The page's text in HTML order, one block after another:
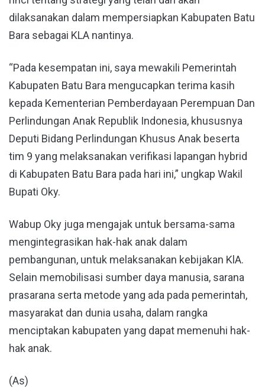
dilaksanakan dalam mempersiapkan Kabupaten Batu
Bara sebagai KLA nantinya.
“Pada kesempatan ini, saya mewakili Pemerintah
Kabupaten Batu Bara mengucapkan terima kasih
kepada Kementerian Pemberdayaan Perempuan Dan
Perlindungan Anak Republik Indonesia, khususnya
Deputi Bidang Perlindungan Khusus Anak beserta
tim 9 yang melaksanakan verifikasi lapangan hybrid
di Kabupaten Batu Bara pada hari ini,” ungkap Wakil
Bupati Oky.
Wabup Oky juga mengajak untuk bersama-sama
mengintegrasikan hak-hak anak dalam
pembangunan, untuk melaksanakan kebijakan KlA.
Selain memobilisasi sumber daya manusia, sarana
prasarana serta metode yang ada pada pemerintah,
masyarakat dan dunia usaha, dalam rangka
menciptakan kabupaten yang dapat memenuhi hak-
hak anak.
(As)